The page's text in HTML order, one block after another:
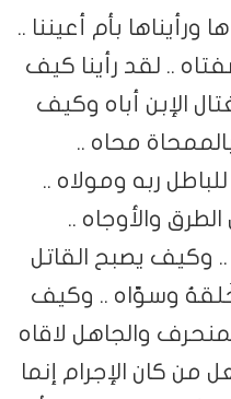
بأم أعيننا ..
.. لقد رأينا كيف
الإبن أباه وكيف
محاه ..
ربه ومولاه ..
والأوجاه ..
.. وكيف يصبح القاتل
خَلقهُ وسوّاه .. وكيف
والجاهل لاقاه
كان الإجرام إنما